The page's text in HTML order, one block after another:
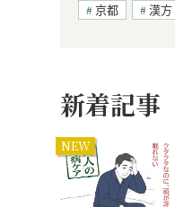
京都
漢方
新着記事
NEW